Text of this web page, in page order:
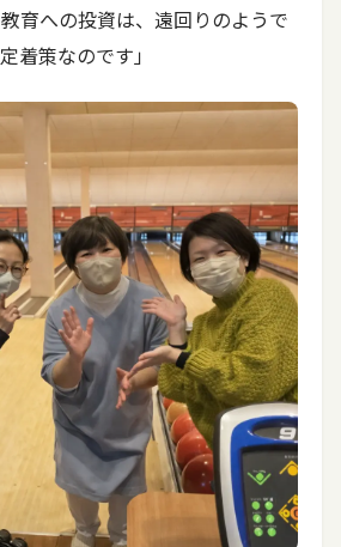
育への投資は、遠回りのようで
着策なのです」